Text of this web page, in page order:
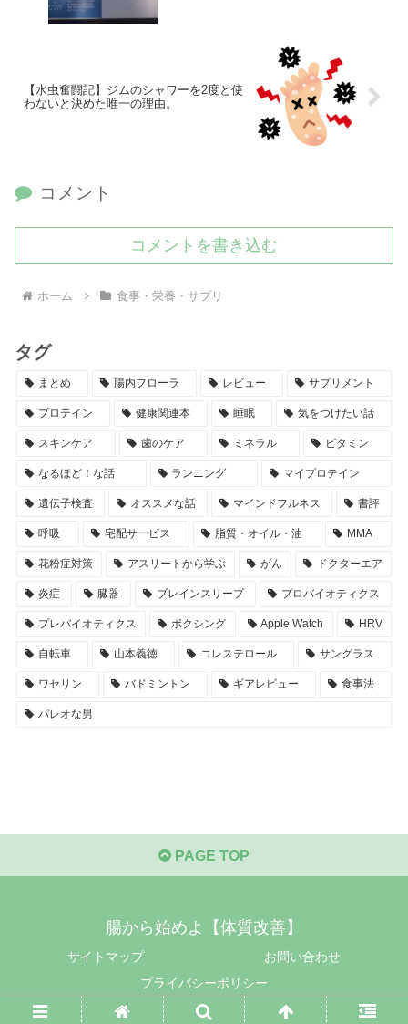
【水虫奮闘記】ジムのシャワーを2度と使
わないと決めた唯一の理由。
コメント
コメントを書き込む
ホーム 食事・栄養・サプリ
タグ
まとめ 腸内フローラ レビュー サプリメント
プロテイン 健康関連本 睡眠 気をつけたい話
スキンケア 歯のケア ミネラル ビタミン
なるほど！な話 ランニング マイプロテイン
遺伝子検査 オススメな話 マインドフルネス 書評
呼吸 宅配サービス 脂質・オイル・油 MMA
花粉症対策 アスリートから学ぶ がん ドクターエア
炎症 臓器 ブレインスリープ プロバイオティクス
プレバイオティクス ボクシング Apple Watch HRV
自転車 山本義徳 コレステロール サングラス
ワセリン バドミントン ギアレビュー 食事法
パレオな男
PAGE TOP
腸から始めよ【体質改善】
サイトマップ
お問い合わせ
プライバシーポリシー
© 2017-2026 腸から始めよ【体質改善】.